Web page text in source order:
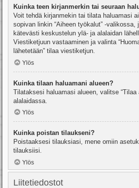
Kuinka teen kirjanmerkin tai seuraan
Voit tehdä kirjanmekin tai tilata haluamasi
sopivan linkin “Aiheen työkalut” -valikossa,
kätevästi keskustelun ylä- ja alalaidan
Viestiketjuun vastaaminen ja valinta
lähetetään” tilaa viestiketjun.
Ylös
Kuinka tilaan haluamani alueen?
Tilataksesi haluamasi alueen, valitse “Tilaa
alalaidassa.
Ylös
Kuinka poistan tilaukseni?
Poistaaksesi tilauksiasi, mene omiin
tilauksiisi.
Ylös
Liitetiedostot